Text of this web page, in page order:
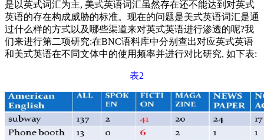
是以英式词汇为主, 美式英语词汇虽然存在还不能达到对英式
英语的存在构成威胁的标准。现在的问题是美式英语词汇是通
过什么样的方式以及哪些渠道来对英式英语进行渗透的呢?我
们来进行第二项研究:在BNC语料库中分别查出对应英式英语
和美式英语在不同文体中的使用频率并进行对比研究, 如下表:
表2